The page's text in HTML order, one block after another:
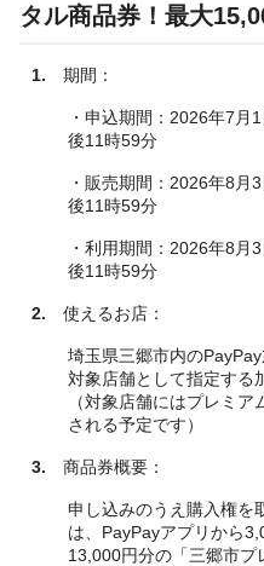
タル商品券！最大
1. 期間：
・申込期間：2026年7月
後11時59分
・販売期間：2026年8月
後11時59分
・利用期間：2026年8月
後11時59分
2. 使えるお店：
埼玉県三郷市内の
対象店舗として指定する
（対象店舗にはプレミ
される予定です）
3. 商品券概要：
申し込みのうえ購入権を
は、PayPayアプリから
13,000円分の「三郷市プ